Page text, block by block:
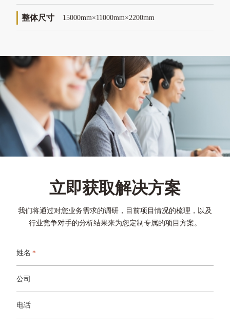
整体尺寸 15000mm×11000mm×2200mm
立即获取解决方案
我们将通过对您业务需求的调研，目前项目情况的梳理，以及
行业竞争对手的分析结果来为您定制专属的项目方案。
姓名 *
公司
电话